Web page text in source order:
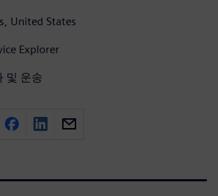
United States
Explorer
및 운송